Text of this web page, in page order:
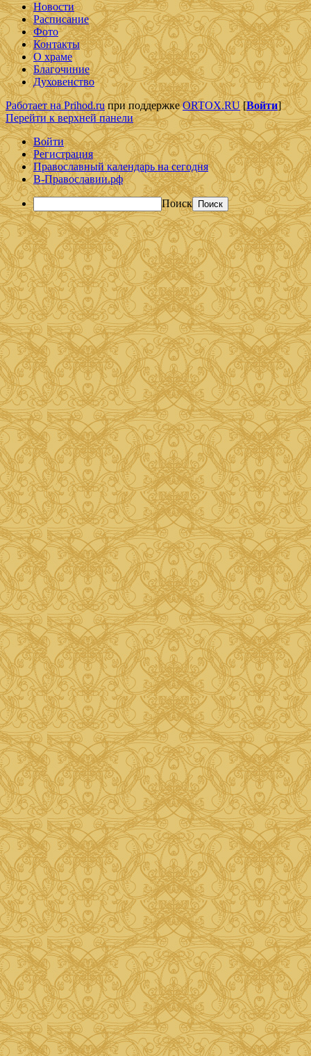
Новости
Расписание
Фото
Контакты
О храме
Благочиние
Духовенство
Работает на Prihod.ruпри поддержкеORTOX.RU[Войти]
Перейти к верхней панели
Войти
Регистрация
Православный календарь на сегодня
В-Православии.рф
Поиск